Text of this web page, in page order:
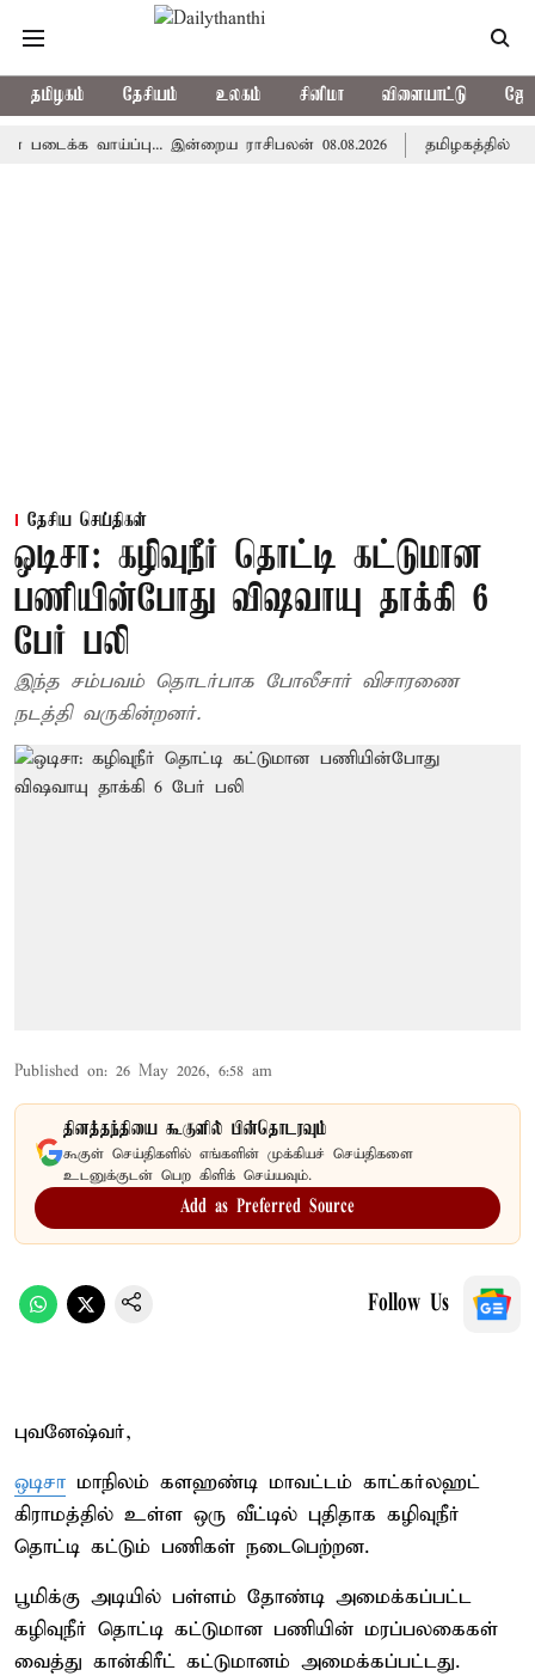
தமிழகம் தேசியம் உலகம் சினிமா விளையாட்டு
வாய்ப்பு... இன்றைய ராசிபலன் 08.08.2026 தமிழகத்தில் இன்று
தேசிய செய்திகள்
ஒடிசா: கழிவுநீர் தொட்டி கட்டுமான
பணியின்போது விஷவாயு தாக்கி 6
பேர் பலி
இந்த சம்பவம் தொடர்பாக போலீசார் விசாரணை
நடத்தி வருகின்றனர்.
Published on: 26 May 2026, 6:58 am
தினத்தந்தியை கூகுளில் பின்தொடரவும்
கூகுள் செய்திகளில் எங்களின் முக்கியச் செய்திகளை
உடனுக்குடன் பெற கிளிக் செய்யவும்.
Add as Preferred Source
Follow Us
புவனேஷ்வர்,
ஒடிசா மாநிலம் களஹண்டி மாவட்டம் காட்கர்லஹட்
கிராமத்தில் உள்ள ஒரு வீட்டில் புதிதாக கழிவுநீர்
தொட்டி கட்டும் பணிகள் நடைபெற்றன.
பூமிக்கு அடியில் பள்ளம் தோண்டி அமைக்கப்பட்ட
கழிவுநீர் தொட்டி கட்டுமான பணியின் மரப்பலகைகள்
வைத்து கான்கிரீட் கட்டுமானம் அமைக்கப்பட்டது.